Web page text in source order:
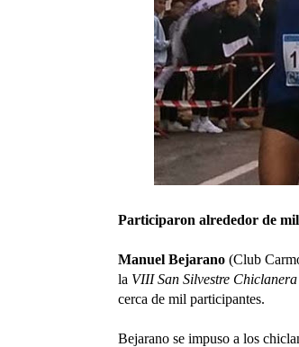
Participaron alrededor de mil
Manuel Bejarano(Club
la VIII San Silvestre
cerca de mil participantes.
Bejarano se impuso a los